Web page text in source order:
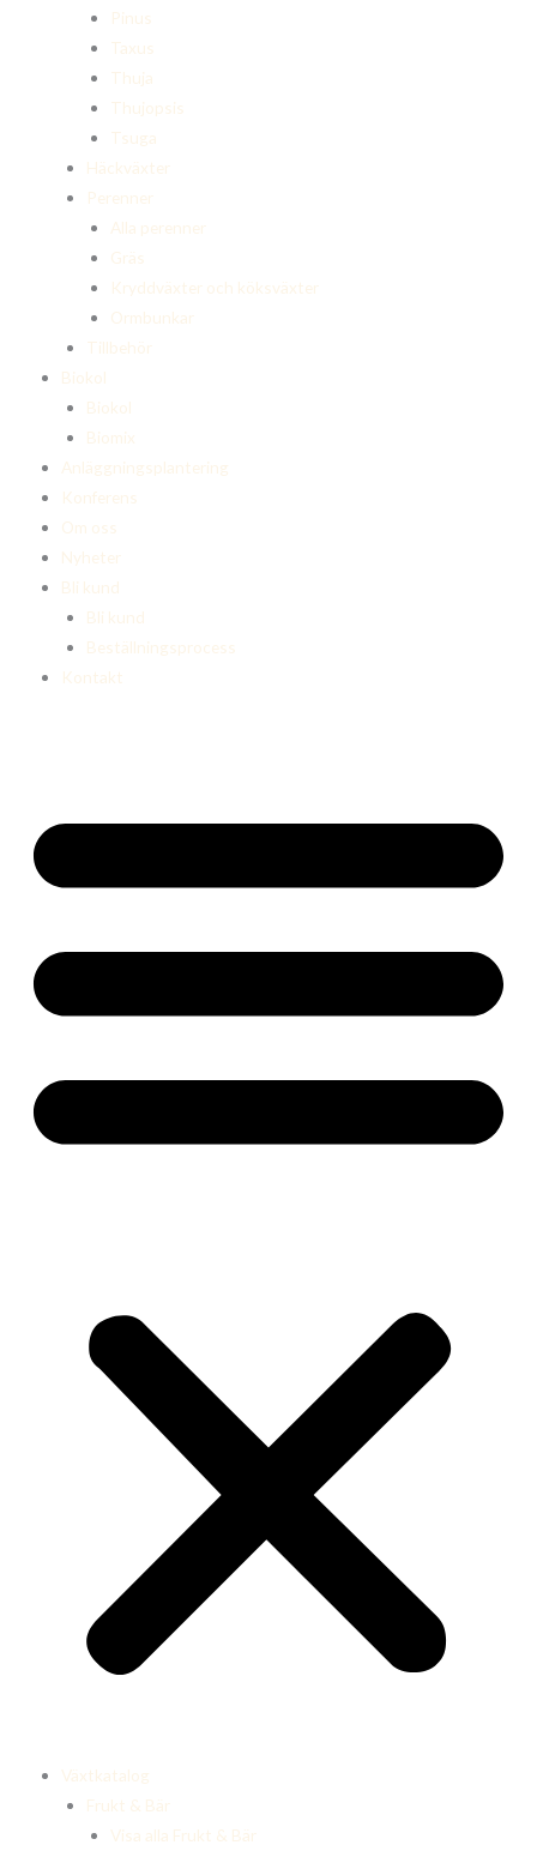
Pinus
Taxus
Thuja
Thujopsis
Tsuga
Häckväxter
Perenner
Alla perenner
Gräs
Kryddväxter och köksväxter
Ormbunkar
Tillbehör
Biokol
Biokol
Biomix
Anläggningsplantering
Konferens
Om oss
Nyheter
Bli kund
Bli kund
Beställningsprocess
Kontakt
Växtkatalog
Frukt & Bär
Visa alla Frukt & Bär